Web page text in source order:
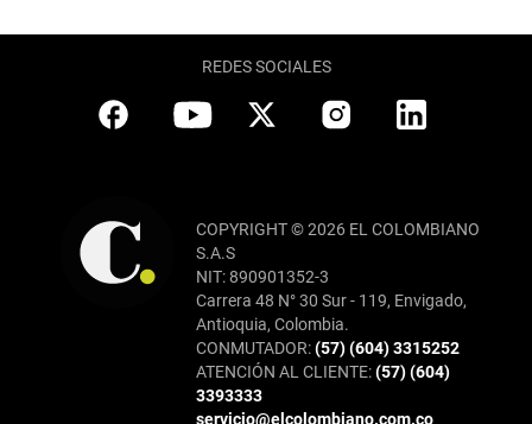
REDES SOCIALES
COPYRIGHT © 2026 EL COLOMBIANO
S.A.S
NIT: 890901352-3
Carrera 48 N° 30 Sur - 119, Envigado,
Antioquia, Colombia.
CONMUTADOR:(57) (604) 3315252
ATENCIÓN AL CLIENTE:(57) (604)
3393333
servicio@elcolombiano.com.co